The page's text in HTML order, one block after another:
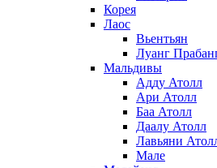
Корея
Лаос
Вьентьян
Луанг
Мальдивы
Адду Атолл
Ари Атолл
Баа Атолл
Даалу Атолл
Лавьяни
Мале